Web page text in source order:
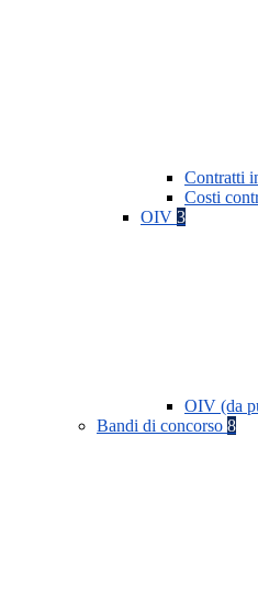
Contratti
Costi
OIV 3
OIV (da
Bandi di concorso 8